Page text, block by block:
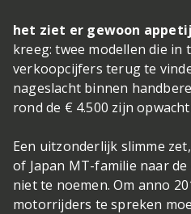
het ziet er gewoon
kreeg: twee modellen die
verkoopcijfers terug te
nageslacht binnen
rond de € 4.500 zijn
Een uitzonderlijk slimme
of Japan MT-familie naar
niet te noemen. Om anno
motorrijders te spreken